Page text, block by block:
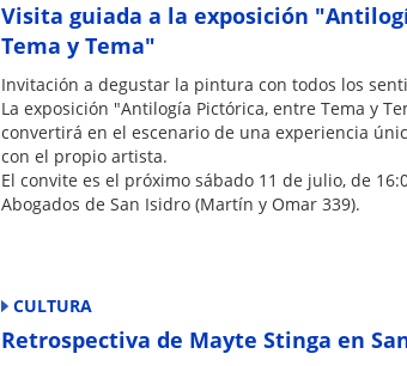
Visita guiada a la exposición
Tema y Tema"
Invitación a degustar la pintura con todos los
La exposición "Antilogía Pictórica, entre Tema y
convertirá en el escenario de una experiencia
con el propio artista.
El convite es el próximo sábado 11 de julio, de
Abogados de San Isidro (Martín y Omar 339).
CULTURA
Retrospectiva de Mayte Stinga en